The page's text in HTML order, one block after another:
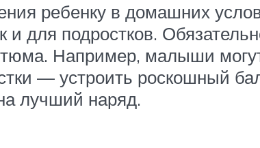
ребенку в домашних
и для подростков.
Например, малыши
— устроить роскошный
лучший наряд.